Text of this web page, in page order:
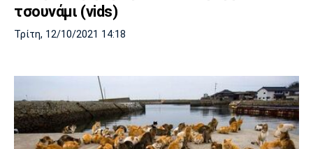
τσουνάμι (vids)
Τρίτη, 12/10/2021 14:18